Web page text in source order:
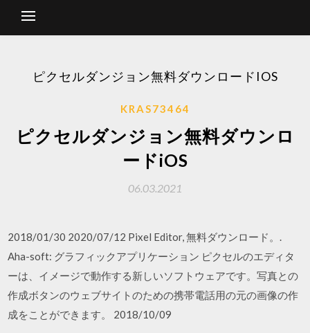
ピクセルダンジョン無料ダウンロードIOS
KRAS73464
ピクセルダンジョン無料ダウンロ
ードiOS
06.03.2021
2018/01/30 2020/07/12 Pixel Editor, 無料ダウンロード。.
Aha-soft: グラフィックアプリケーション ピクセルのエディタ
ーは、イメージで動作する新しいソフトウェアです。写真との
作成ボタンのウェブサイトのための携帯電話用の元の画像の作
成をことができます。 2018/10/09